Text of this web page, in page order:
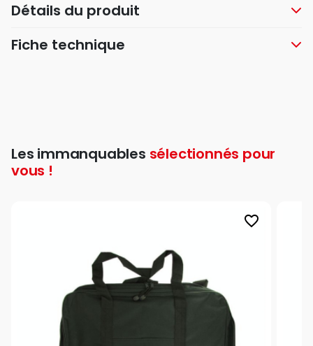
Détails du produit
Fiche technique
Les immanquables sélectionnés pour
vous !
favorite_border